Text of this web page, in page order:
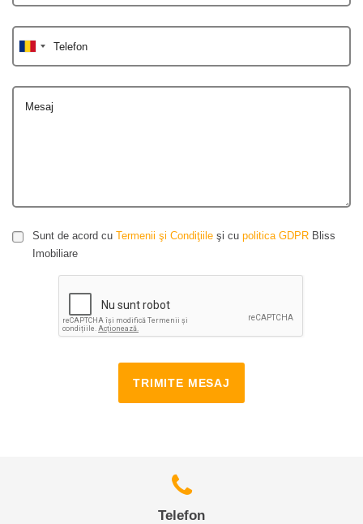
Telefon
Mesaj
Sunt de acord cu Termenii şi Condiţiile şi cu politica GDPR Bliss
Imobiliare
TRIMITE MESAJ
Telefon